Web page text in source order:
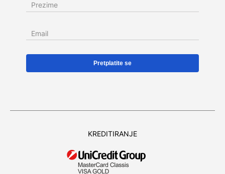
Prezime
Email
KREDITIRANJE